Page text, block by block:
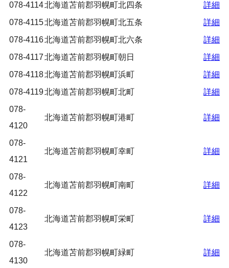
078-4114北海道苫前郡羽幌町北四条
詳細
078-4115北海道苫前郡羽幌町北五条
詳細
078-4116北海道苫前郡羽幌町北六条
詳細
078-4117北海道苫前郡羽幌町朝日
詳細
078-4118北海道苫前郡羽幌町浜町
詳細
078-4119北海道苫前郡羽幌町北町
詳細
078-
4120
北海道苫前郡羽幌町港町 詳細
078-
4121
北海道苫前郡羽幌町幸町 詳細
078-
4122
北海道苫前郡羽幌町南町 詳細
078-
4123
北海道苫前郡羽幌町栄町 詳細
078-
4130
北海道苫前郡羽幌町緑町 詳細